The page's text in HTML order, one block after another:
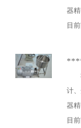
器
目
我
计
器
目